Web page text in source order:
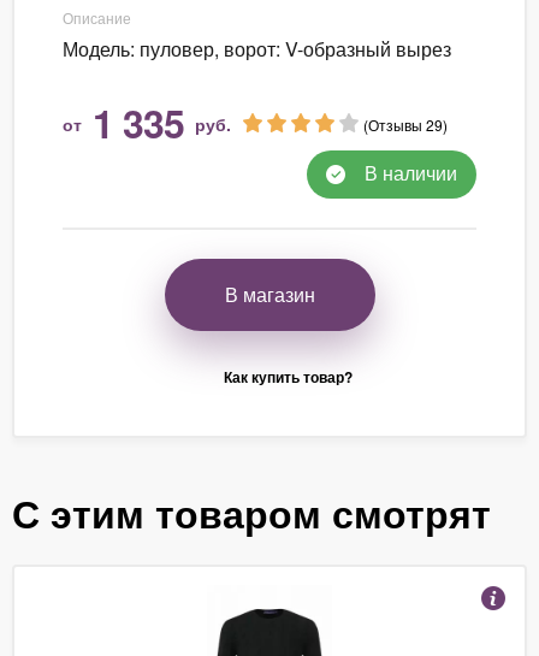
Описание
Модель: пуловер, ворот: V-образный вырез
от 1 335 руб. (Отзывы 29)
В наличии
В магазин
Как купить товар?
С этим товаром смотрят